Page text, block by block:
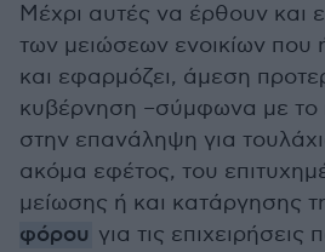
Μέχρι αυτές να έρθουν και
των μειώσεων ενοικίων που
και εφαρμόζει, άμεση
κυβέρνηση –σύμφωνα με το
στην επανάληψη για
ακόμα εφέτος, του
μείωσης ή και κατάργησης
φόρου για τις επιχειρήσεις